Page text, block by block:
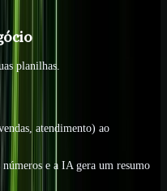
planilhas.
atendimento) ao
e a IA gera um resumo